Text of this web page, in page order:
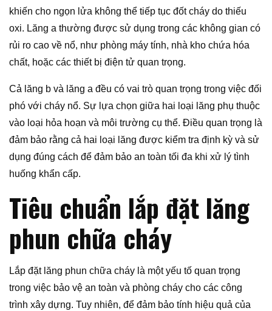
khiến cho ngọn lửa không thể tiếp tục đốt cháy do thiếu
oxi. Lăng a thường được sử dụng trong các không gian có
rủi ro cao về nổ, như phòng máy tính, nhà kho chứa hóa
chất, hoặc các thiết bị điện tử quan trọng.
Cả lăng b và lăng a đều có vai trò quan trọng trong việc đối
phó với cháy nổ. Sự lựa chọn giữa hai loại lăng phụ thuộc
vào loại hỏa hoạn và môi trường cụ thể. Điều quan trọng là
đảm bảo rằng cả hai loại lăng được kiểm tra định kỳ và sử
dụng đúng cách để đảm bảo an toàn tối đa khi xử lý tình
huống khẩn cấp.
Tiêu chuẩn lắp đặt lăng
phun chữa cháy
Lắp đặt lăng phun chữa cháy là một yếu tố quan trọng
trong việc bảo vệ an toàn và phòng cháy cho các công
trình xây dựng. Tuy nhiên, để đảm bảo tính hiệu quả của